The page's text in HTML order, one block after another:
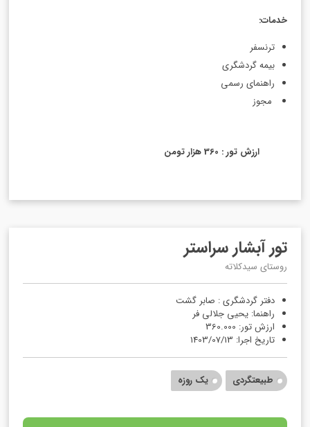
خدمات:
ترنسفر
بیمه گردشگری
راهنمای رسمی
مجوز
ارزش تور : 360 هزار تومن
تور آبشار سراستر
روستای سیدکلاته
دفتر گردشگری : صابر گشت
راهنما: یحیی جلالی فر
ارزش تور: 360.000
تاریخ اجرا: 1403/07/13
طبیعتگردی یک روزه